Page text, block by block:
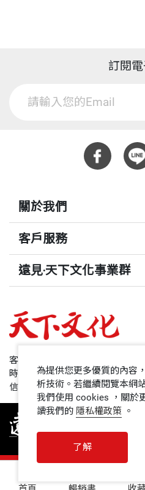
訂閱
關於我們
客戶服務
遠見‧天下文化事業群
哈佛商業評論
領導影響力學院
1號課堂
客服專線：+886 2 2662-0012
時間：週一~週五
信箱：service@cwgv.com.tw
為提供您更多優質的內容
析技術。若繼續閱覽本網
我們使用 cookies ，關於
讀我們的 隱私權政策 。
了解